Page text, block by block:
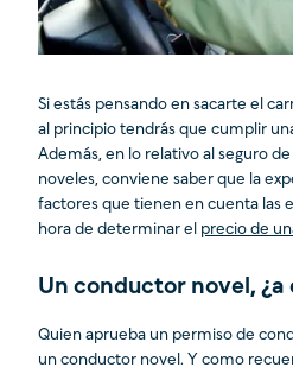
Si estás pensando en sacarte el
al principio tendrás que cumplir
Además, en lo relativo al seguro
noveles, conviene saber que la
factores que tienen en cuenta las
hora de determinar el precio de
Un conductor novel, ¿a
Quien aprueba un permiso de
un conductor novel. Y como